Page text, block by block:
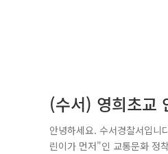
(수서) 영희초교
안녕하세요. 수서경찰서입니
린이가 먼저"인 교통문화 정